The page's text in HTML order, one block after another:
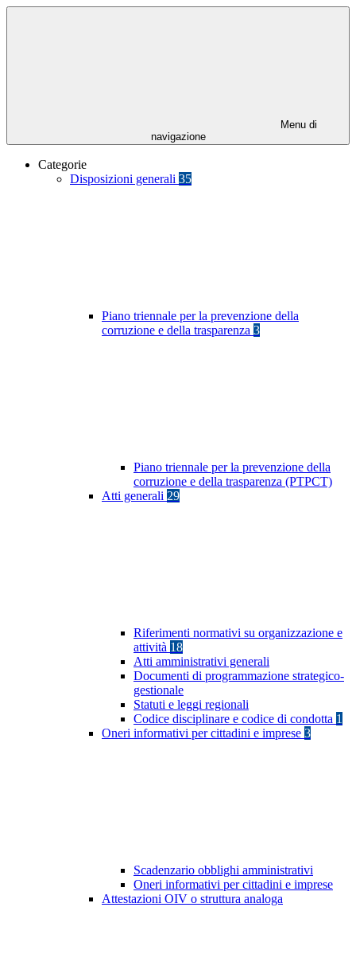
Menu di
navigazione
Categorie
Disposizioni generali 35
Piano triennale per la prevenzione della
corruzione e della trasparenza 3
Piano triennale per la prevenzione della
corruzione e della trasparenza (PTPCT)
Atti generali 29
Riferimenti normativi su organizzazione e
attività 18
Atti amministrativi generali
Documenti di programmazione strategico-
gestionale
Statuti e leggi regionali
Codice disciplinare e codice di condotta 1
Oneri informativi per cittadini e imprese 3
Scadenzario obblighi amministrativi
Oneri informativi per cittadini e imprese
Attestazioni OIV o struttura analoga